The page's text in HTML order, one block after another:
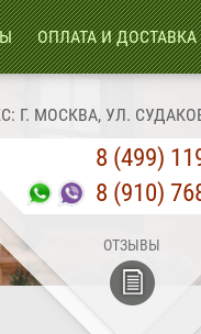
Г. МОСКВА, УЛ.
8 (499)
8 (910)
ОТЗЫВЫ
ОПЛАТА И ДОСТАВКА